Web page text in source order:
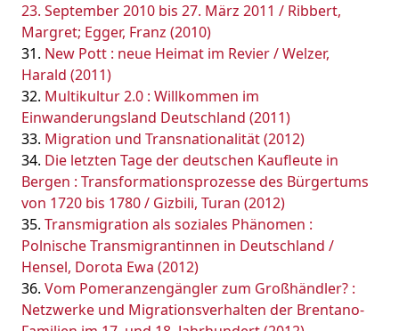
23. September 2010 bis 27. März 2011 / Ribbert,
Margret; Egger, Franz (2010)
New Pott : neue Heimat im Revier / Welzer,
Harald (2011)
Multikultur 2.0 : Willkommen im
Einwanderungsland Deutschland (2011)
Migration und Transnationalität (2012)
Die letzten Tage der deutschen Kaufleute in
Bergen : Transformationsprozesse des Bürgertums
von 1720 bis 1780 / Gizbili, Turan (2012)
Transmigration als soziales Phänomen :
Polnische Transmigrantinnen in Deutschland /
Hensel, Dorota Ewa (2012)
Vom Pomeranzengängler zum Großhändler? :
Netzwerke und Migrationsverhalten der Brentano-